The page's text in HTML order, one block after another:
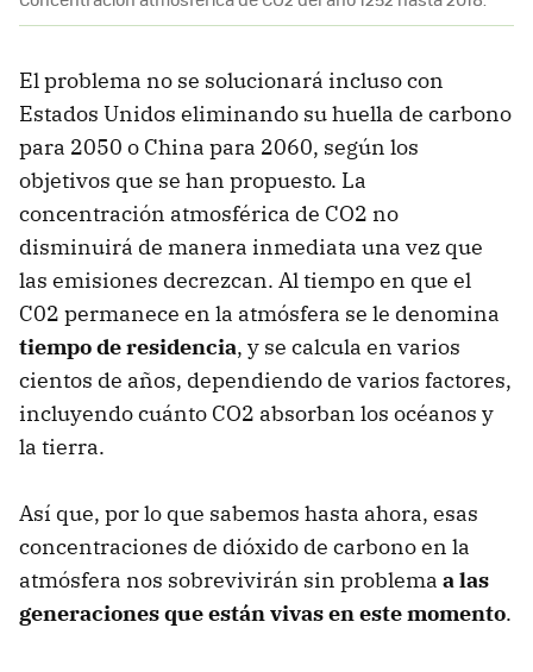
El problema no se solucionará incluso con
Estados Unidos eliminando su huella de carbono
para 2050 o China para 2060, según los
objetivos que se han propuesto. La
concentración atmosférica de CO2 no
disminuirá de manera inmediata una vez que
las emisiones decrezcan. Al tiempo en que el
C02 permanece en la atmósfera se le denomina
tiempo de residencia, y se calcula en varios
cientos de años, dependiendo de varios factores,
incluyendo cuánto CO2 absorban los océanos y
la tierra.
Así que, por lo que sabemos hasta ahora, esas
concentraciones de dióxido de carbono en la
atmósfera nos sobrevivirán sin problema a las
generaciones que están vivas en este momento.